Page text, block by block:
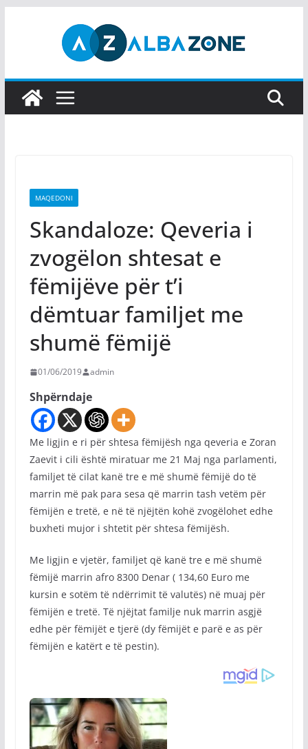
MAQEDONI
Skandaloze: Qeveria i
zvogëlon shtesat e
fëmijëve për t’i
dëmtuar familjet me
shumë fëmijë
01/06/2019 admin
Shpërndaje
Me ligjin e ri për shtesa fëmijësh nga qeveria e Zoran
Zaevit i cili është miratuar me 21 Maj nga parlamenti,
familjet të cilat kanë tre e më shumë fëmijë do të
marrin më pak para sesa që marrin tash vetëm për
fëmijën e tretë, e në të njëjtën kohë zvogëlohet edhe
buxheti mujor i shtetit për shtesa fëmijësh.
Me ligjin e vjetër, familjet që kanë tre e më shumë
fëmijë marrin afro 8300 Denar ( 134,60 Euro me
kursin e sotëm të ndërrimit të valutës) në muaj për
fëmijën e tretë. Të njëjtat familje nuk marrin asgjë
edhe për fëmijët e tjerë (dy fëmijët e parë e as për
fëmijën e katërt e të pestin).